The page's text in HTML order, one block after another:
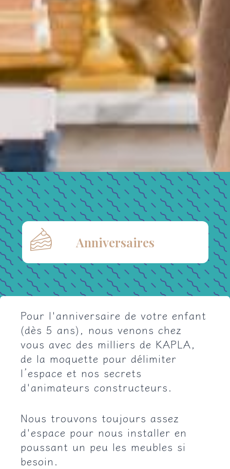
Anniversaires
Pour l'anniversaire de votre enfant
(dès 5 ans), nous venons chez
vous avec des milliers de KAPLA,
de la moquette pour délimiter
l’espace et nos secrets
d'animateurs constructeurs.
Nous trouvons toujours assez
d'espace pour nous installer en
poussant un peu les meubles si
besoin.